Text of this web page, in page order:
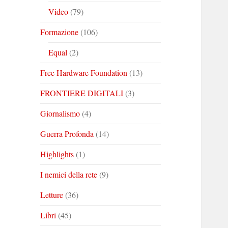
Video(79)
Formazione(106)
Equal (2)
Free Hardware Foundation (13)
FRONTIERE DIGITALI(3)
Giornalismo(4)
Guerra Profonda (14)
Highlights(1)
I nemici della rete(9)
Letture(36)
Libri (45)